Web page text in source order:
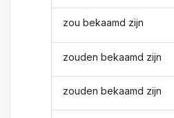
zou bekaamd zijn
zouden bekaamd zijn
zouden bekaamd zijn